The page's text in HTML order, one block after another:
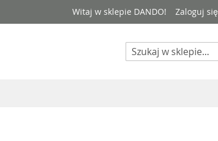
Witaj w sklepie DANDO! Zaloguj się
Search